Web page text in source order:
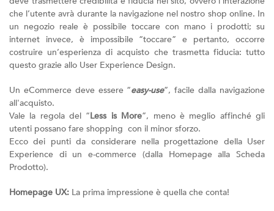
che l’utente avrà durante la navigazione nel nostro shop online. In
un negozio reale è possibile toccare con mano i prodotti; su
internet invece, è impossibile “toccare” e pertanto, occorre
costruire un’esperienza di acquisto che trasmetta fiducia: tutto
questo grazie allo User Experience Design.
Un eCommerce deve essere “easy-use”, facile dalla navigazione
all'acquisto.
Vale la regola del “Less is More”, meno è meglio affinché gli
utenti possano fare shopping con il minor sforzo.
Ecco dei punti da considerare nella progettazione della User
Experience di un e-commerce (dalla Homepage alla Scheda
Prodotto).
Homepage UX: La prima impressione è quella che conta!